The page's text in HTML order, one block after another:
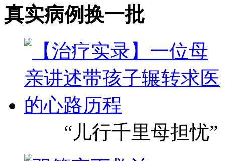
真实病例换一批
“儿行千里母担忧”